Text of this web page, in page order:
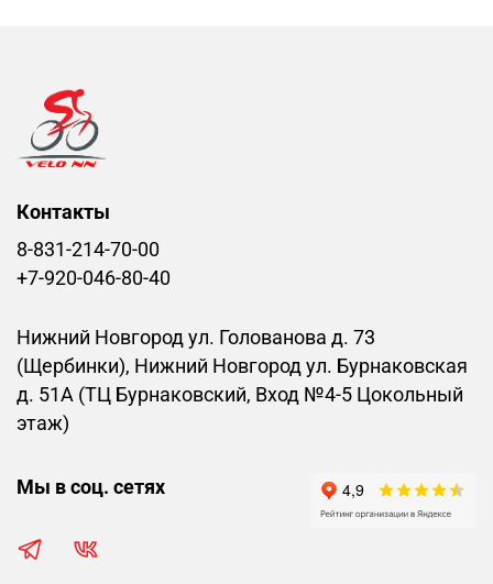
Контакты
8-831-214-70-00
+7-920-046-80-40
Нижний Новгород ул. Голованова д. 73
(Щербинки), Нижний Новгород ул. Бурнаковская
д. 51А (ТЦ Бурнаковский, Вход №4-5 Цокольный
этаж)
Мы в соц. сетях